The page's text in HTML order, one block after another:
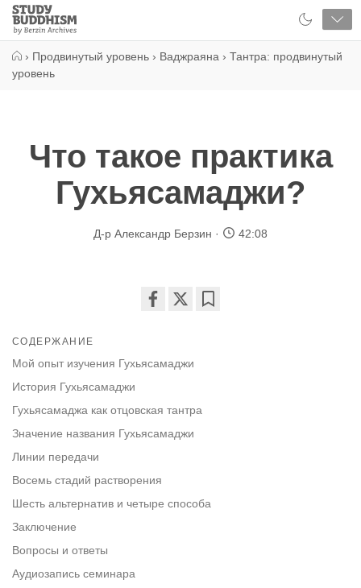
Close
Study
Buddhism
› Продвинутый уровень › Ваджраяна › Тантра: продвинутый
уровень
Что такое практика
Гухьясамаджи?
Д-р Александр Берзин 42:08
СОДЕРЖАНИЕ
Мой опыт изучения Гухьясамаджи
История Гухьясамаджи
Гухьясамаджа как отцовская тантра
Значение названия Гухьясамаджи
Линии передачи
Восемь стадий растворения
Шесть альтернатив и четыре способа
Заключение
Вопросы и ответы
Аудиозапись семинара